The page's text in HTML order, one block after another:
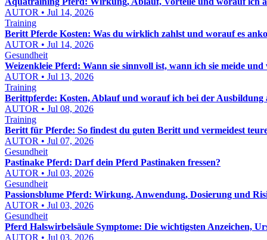
AUTOR • Jul 14, 2026
Training
Beritt Pferde Kosten: Was du wirklich zahlst und worauf es
AUTOR • Jul 14, 2026
Gesundheit
Weizenkleie Pferd: Wann sie sinnvoll ist, wann ich sie meide
AUTOR • Jul 13, 2026
Training
Berittpferde: Kosten, Ablauf und worauf ich bei der Ausbildung
AUTOR • Jul 08, 2026
Training
Beritt für Pferde: So findest du guten Beritt und vermeidest
AUTOR • Jul 07, 2026
Gesundheit
Pastinake Pferd: Darf dein Pferd Pastinaken fressen?
AUTOR • Jul 03, 2026
Gesundheit
Passionsblume Pferd: Wirkung, Anwendung, Dosierung und
AUTOR • Jul 03, 2026
Gesundheit
Pferd Halswirbelsäule Symptome: Die wichtigsten Anzeichen,
AUTOR • Jul 03, 2026